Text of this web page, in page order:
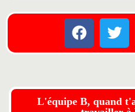
L'équipe B, quand